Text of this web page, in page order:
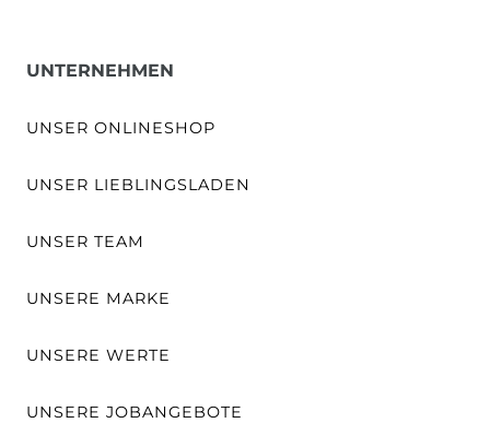
UNTERNEHMEN
UNSER ONLINESHOP
UNSER LIEBLINGSLADEN
UNSER TEAM
UNSERE MARKE
UNSERE WERTE
UNSERE JOBANGEBOTE